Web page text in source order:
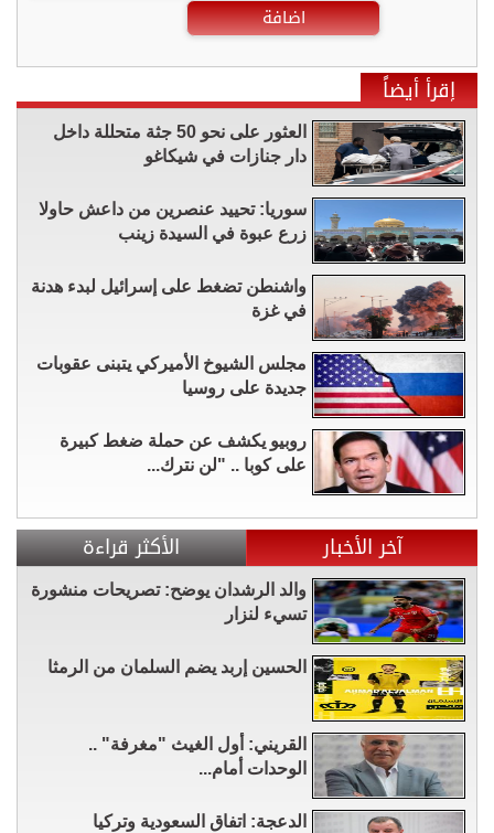
اضافة
إقرأ أيضاً
العثور على نحو 50 جثة متحللة داخل
دار جنازات في شيكاغو
سوريا: تحييد عنصرين من داعش حاولا
زرع عبوة في السيدة زينب
واشنطن تضغط على إسرائيل لبدء هدنة
في غزة
مجلس الشيوخ الأميركي يتبنى عقوبات
جديدة على روسيا
روبيو يكشف عن حملة ضغط كبيرة
على كوبا .. "لن نترك...
آخر الأخبار الأكثر قراءة
والد الرشدان يوضح: تصريحات منشورة
تسيء لنزار
الحسين إربد يضم السلمان من الرمثا
القريني: أول الغيث "مغرفة" ..
الوحدات أمام...
الدعجة: اتفاق السعودية وتركيا